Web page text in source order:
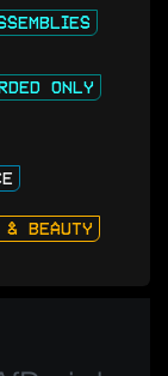
ONLY
& BEAUTY